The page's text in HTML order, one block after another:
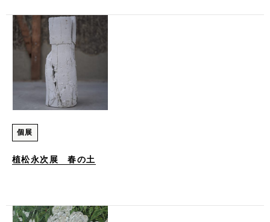
個展
植松永次展 春の土